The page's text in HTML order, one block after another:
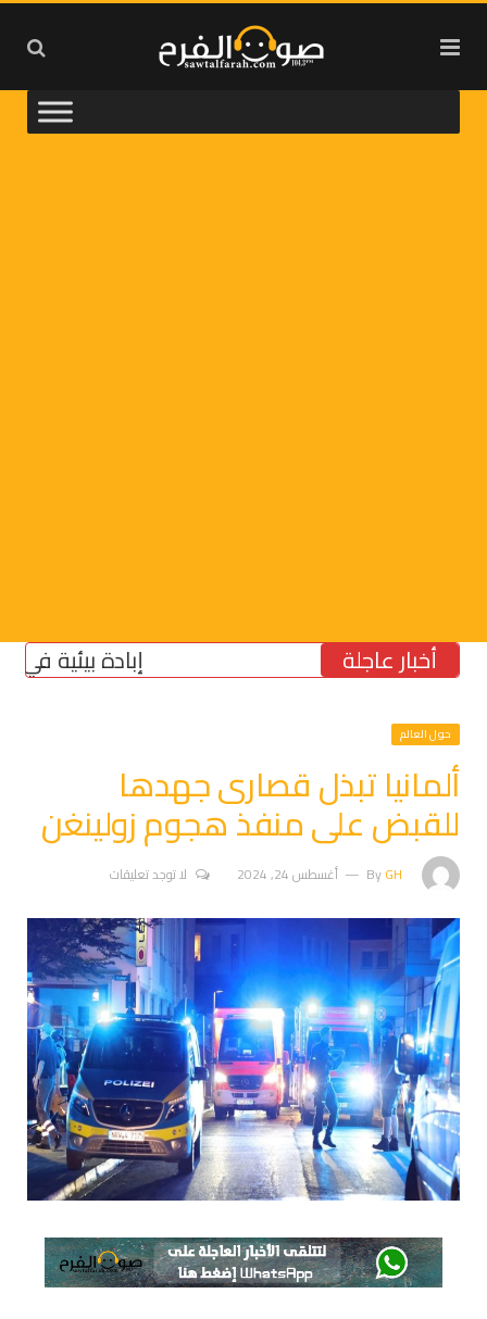
أخبار عاجلة إبادة بيئية في
حول العالم
ألمانيا تبذل قصارى جهدها
للقبض على منفذ هجوم زولينغن
ByGH أغسطس 24, 2024 لا توجد تعليقات